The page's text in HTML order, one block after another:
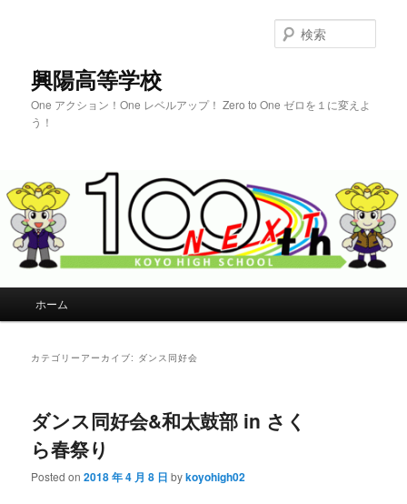
興陽高等学校
One アクション！One レベルアップ！ Zero to One ゼロを１に変えよ
う！
索
メインコンテンツへ移動
サブコンテンツへ移動
ホーム
カテゴリーアーカイブ: ダンス同好会
ダンス同好会&和太鼓部 in さく
ら春祭り
Posted on2018 年 4 月 8 日 bykoyohigh02